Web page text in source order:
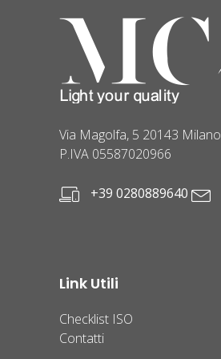
Via Magolfa, 5 20143 Milano
P.IVA 05587020966
+39 0280889640
Link Utili
Checklist ISO
Contatti